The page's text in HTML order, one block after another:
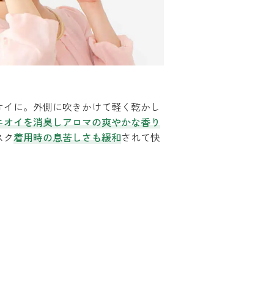
に。外側に吹きかけて軽く乾かし
オイを消臭しアロマの爽やかな香り
着用時の息苦しさも緩和されて快